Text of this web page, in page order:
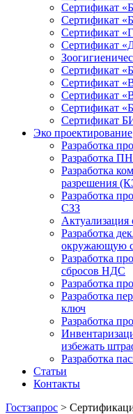
Сертификат
Сертификат
Сертификат
Сертификат
Сертификат
Сертификат
Сертификат
Сертификат
Сертификат
Эко проектирование
Разработка
Разработка
Разработка
разрешения
Разработка
СЗЗ
Разработка
окружающую
Разработка
сбросов НДС
Разработка
Разработка
ключ
Разработка
избежать
Разработка
Статьи
Контакты
Гостзапрос >